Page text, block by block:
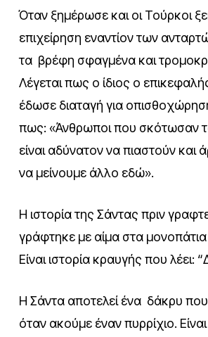
Όταν ξημέρωσε και οι Τούρκοι
επιχείρηση εναντίον των
τα βρέφη σφαγμένα και
Λέγεται πως ο ίδιος ο
έδωσε διαταγή για
πως: «Άνθρωποι που σκότωσαν
είναι αδύνατον να πιαστούν και
να μείνουμε άλλο εδώ».
Η ιστορία της Σάντας πριν
γράφτηκε με αίμα στα
Είναι ιστορία κραυγής που λέει:
Η Σάντα αποτελεί ένα δάκρυ
όταν ακούμε έναν πυρρίχιο.